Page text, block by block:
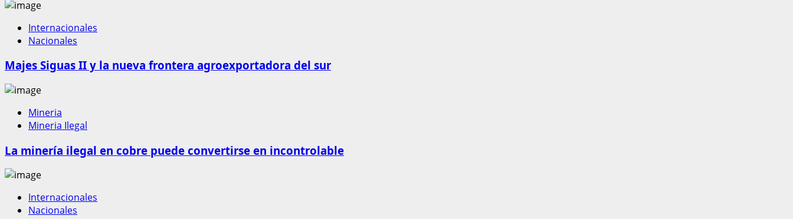
Internacionales
Nacionales
Majes Siguas II y la nueva frontera agroexportadora del sur
Mineria
Mineria Ilegal
La minería ilegal en cobre puede convertirse en incontrolable
Internacionales
Nacionales